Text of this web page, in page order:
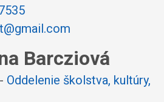
Barcziová
Oddelenie školstva, kultúry,